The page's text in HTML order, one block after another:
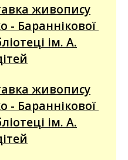
живопису
- Бараннікової
ім. А.
живопису
- Бараннікової
ім. А.